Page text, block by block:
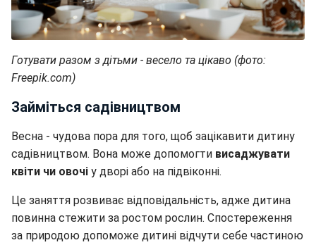
Готувати разом з дітьми - весело та цікаво (фото:
Freepik.com)
Займіться садівництвом
Весна - чудова пора для того, щоб зацікавити дитину
садівництвом. Вона може допомогти висаджувати
квіти чи овочі у дворі або на підвіконні.
Це заняття розвиває відповідальність, адже дитина
повинна стежити за ростом рослин. Спостереження
за природою допоможе дитині відчути себе частиною